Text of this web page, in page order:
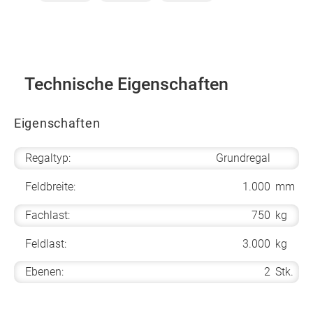
Technische Eigenschaften
Eigenschaften
Regaltyp: Grundregal
Feldbreite: 1.000 mm
Fachlast: 750 kg
Feldlast: 3.000 kg
Ebenen: 2 Stk.